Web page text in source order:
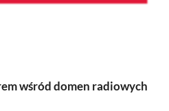
wśród domen radiowych